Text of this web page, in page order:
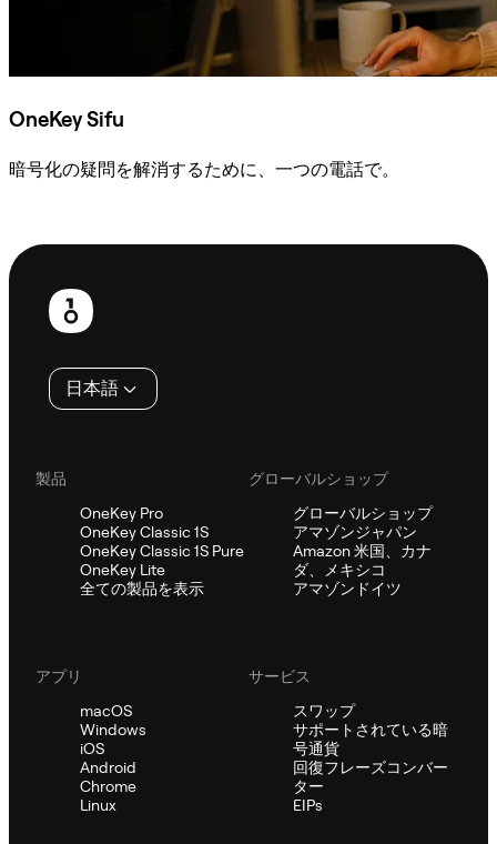
OneKey Sifu
暗号化の疑問を解消するために、一つの電話で。
フ
日本語
製品
OneKey Pro
OneKey Classic 1S
OneKey Classic 1S Pure
OneKey Lite
全ての製品を表示
グローバルショップ
グローバルショップ
アマゾンジャパン
Amazon 米国、カナ
ダ、メキシコ
アマゾンドイツ
アプリ
macOS
Windows
iOS
Android
Chrome
Linux
サービス
スワップ
サポートされている暗
号通貨
回復フレーズコンバー
ター
EIPs